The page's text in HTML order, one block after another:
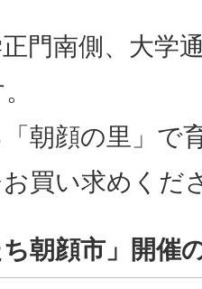
門南側、大学
朝顔の里」で
買い求めくだ
ち朝顔市」開催